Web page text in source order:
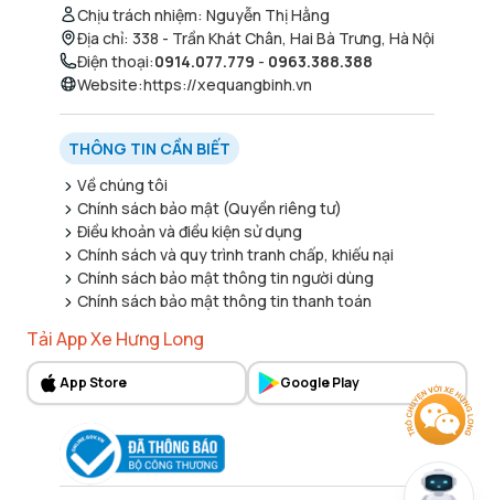
Chịu trách nhiệm: Nguyễn Thị Hằng
Địa chỉ: 338 - Trần Khát Chân, Hai Bà Trưng, Hà Nội
Điện thoại:0914.077.779 - 0963.388.388
Website:https://xequangbinh.vn
THÔNG TIN CẦN BIẾT
Về chúng tôi
Chính sách bảo mật (Quyền riêng tư)
Điều khoản và điều kiện sử dụng
Chính sách và quy trình tranh chấp, khiếu nại
Chính sách bảo mật thông tin người dùng
Chính sách bảo mật thông tin thanh toán
Tải App Xe Hưng Long
App Store Google Play